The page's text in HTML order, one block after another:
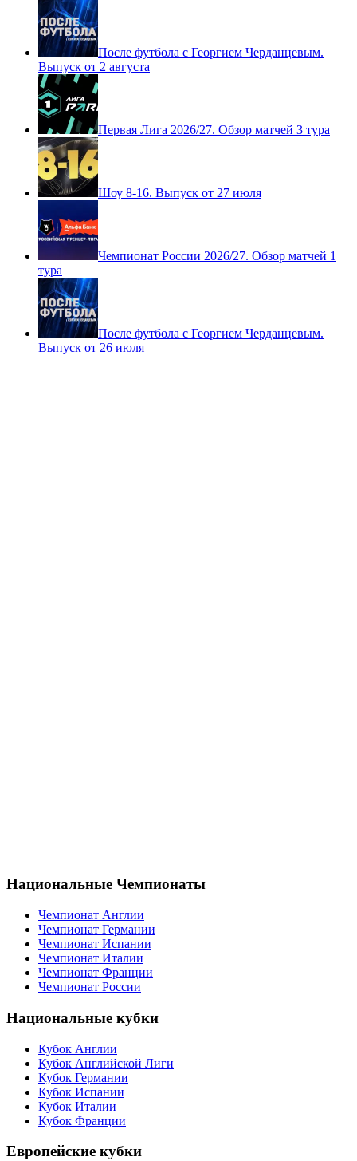
После футбола с Георгием Черданцевым.
Выпуск от 2 августа
Первая Лига 2026/27. Обзор матчей 3 тура
Шоу 8-16. Выпуск от 27 июля
Чемпионат России 2026/27. Обзор матчей 1
тура
После футбола с Георгием Черданцевым.
Выпуск от 26 июля
Национальные Чемпионаты
Чемпионат Англии
Чемпионат Германии
Чемпионат Испании
Чемпионат Италии
Чемпионат Франции
Чемпионат России
Национальные кубки
Кубок Англии
Кубок Английской Лиги
Кубок Германии
Кубок Испании
Кубок Италии
Кубок Франции
Европейские кубки